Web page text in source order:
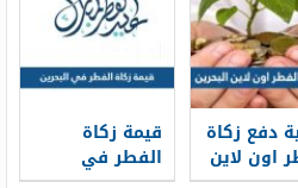
دفع زكاة
اون لاين
قيمة زكاة
الفطر في